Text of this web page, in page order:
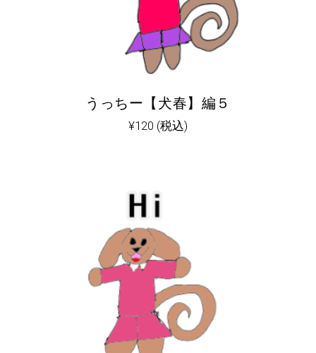
うっちー【犬春】編５
¥120 (税込)